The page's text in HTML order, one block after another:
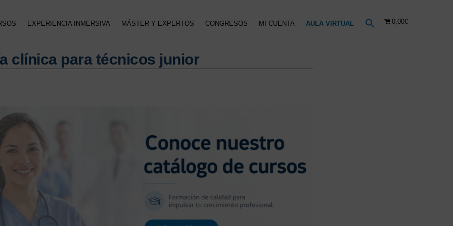
EXPERIENCIA INMERSIVA MÁSTER Y EXPERTOS CONGRESOS MI CUENTA AULA VIRTUAL 0,00€
clínica para técnicos junior